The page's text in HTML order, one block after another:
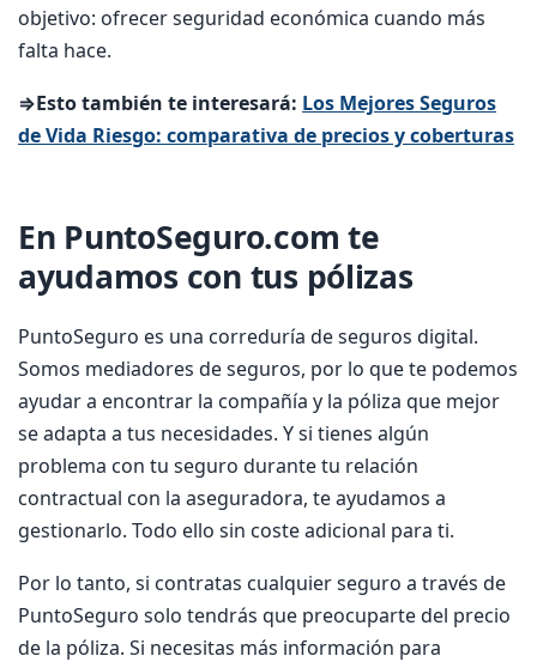
objetivo: ofrecer seguridad económica cuando más
falta hace.
⇒Esto también te interesará: Los Mejores Seguros
de Vida Riesgo: comparativa de precios y coberturas
En PuntoSeguro.com te
ayudamos con tus pólizas
PuntoSeguro es una correduría de seguros digital.
Somos mediadores de seguros, por lo que te podemos
ayudar a encontrar la compañía y la póliza que mejor
se adapta a tus necesidades. Y si tienes algún
problema con tu seguro durante tu relación
contractual con la aseguradora, te ayudamos a
gestionarlo. Todo ello sin coste adicional para ti.
Por lo tanto, si contratas cualquier seguro a través de
PuntoSeguro solo tendrás que preocuparte del precio
de la póliza. Si necesitas más información para